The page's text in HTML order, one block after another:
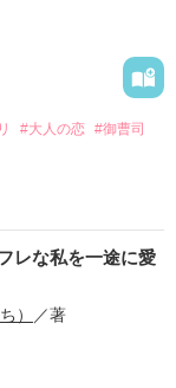
#大人の恋 #御曹司
。
壊れてしまう。
よって
た。
レな私を一途に愛
） ／著